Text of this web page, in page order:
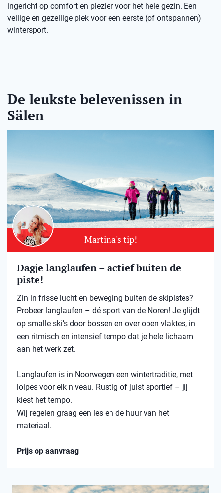
ingericht op comfort en plezier voor het hele gezin. Een
veilige en gezellige plek voor een eerste (of ontspannen)
wintersport.
De leukste belevenissen in
Sälen
Martina's tip!
Dagje langlaufen – actief buiten de
piste!
Zin in frisse lucht en beweging buiten de skipistes?
Probeer langlaufen – dé sport van de Noren! Je glijdt
op smalle ski’s door bossen en over open vlaktes, in
een ritmisch en intensief tempo dat je hele lichaam
aan het werk zet.
Langlaufen is in Noorwegen een wintertraditie, met
loipes voor elk niveau. Rustig of juist sportief – jij
kiest het tempo.
Wij regelen graag een les en de huur van het
materiaal.
Prijs op aanvraag